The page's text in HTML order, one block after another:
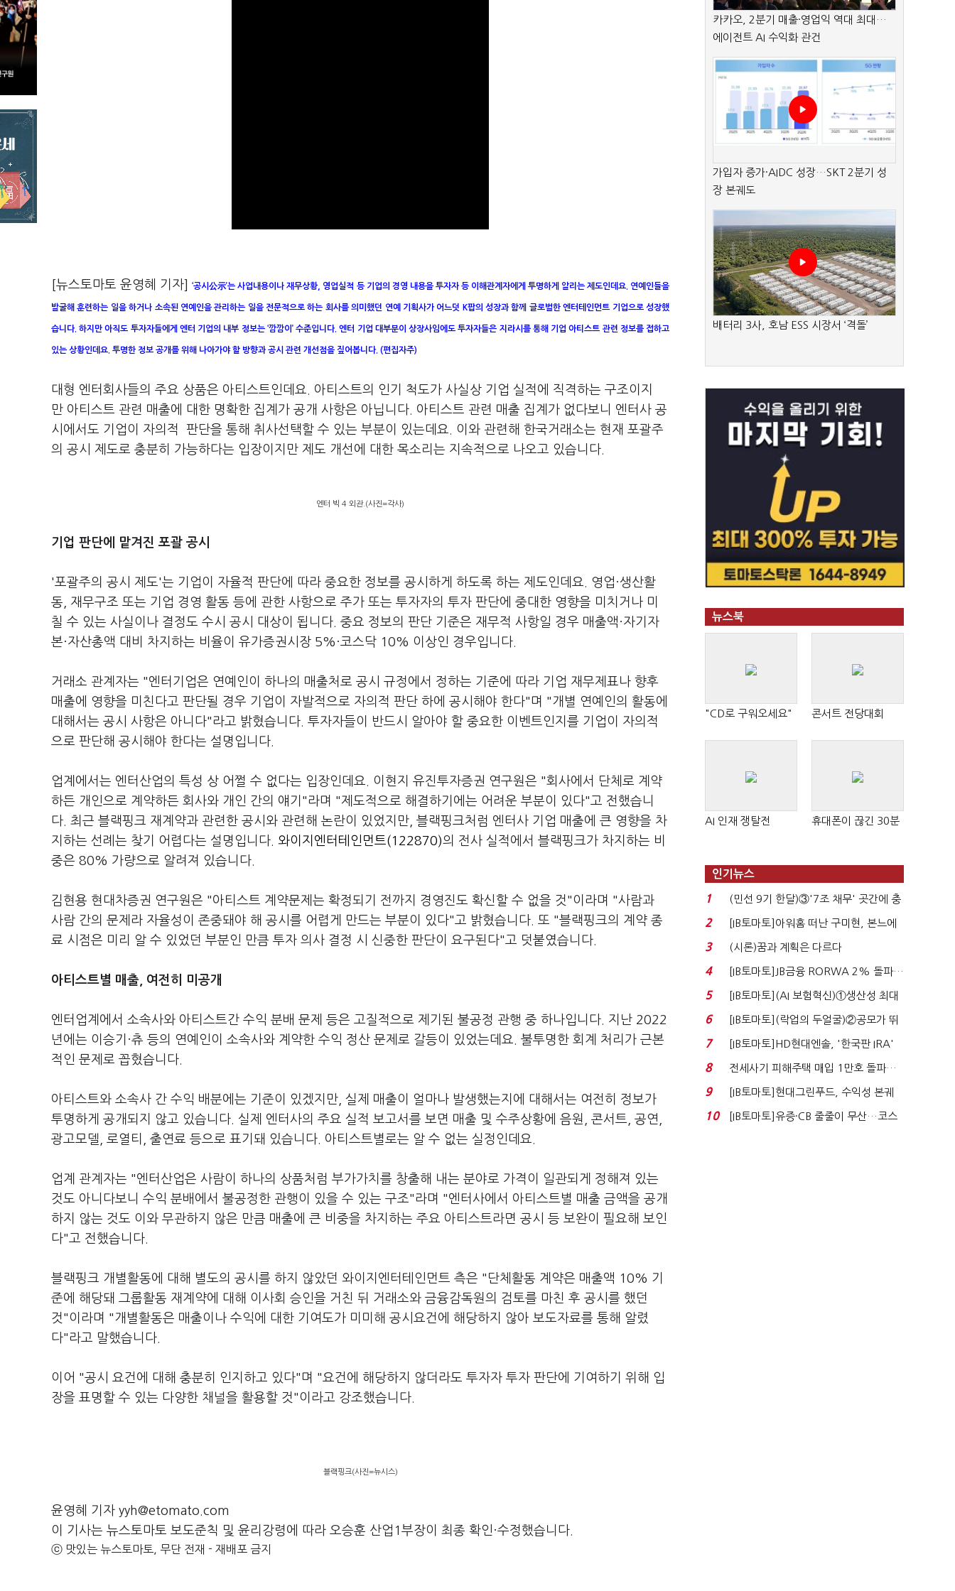
[뉴스토마토 윤영혜 기자]‘공시公示’는 사업내용이나 재무상황, 영업실적 등 기업의 경영 내용을 투자자 등 이해관계자에게 투명하게 알리는 제도인데요. 연예인들을
발굴해 훈련하는 일을 하거나 소속된 연예인을 관리하는 일을 전문적으로 하는 회사를 의미했던 연예 기획사가 어느덧 K팝의 성장과 함께 글로벌한 엔터테인먼트 기업으로 성장했
습니다. 하지만 아직도 투자자들에게 엔터 기업의 내부 정보는 ‘깜깜이’ 수준입니다. 엔터 기업 대부분이 상장사임에도 투자자들은 지라시를 통해 기업 아티스트 관련 정보를 접하고
있는 상황인데요. 투명한 정보 공개를 위해 나아가야 할 방향과 공시 관련 개선점을 짚어봅니다. (편집자주)
대형 엔터회사들의 주요 상품은 아티스트인데요. 아티스트의 인기 척도가 사실상 기업 실적에 직격하는 구조이지
만 아티스트 관련 매출에 대한 명확한 집계가 공개 사항은 아닙니다. 아티스트 관련 매출 집계가 없다보니 엔터사 공
시에서도 기업이 자의적 판단을 통해 취사선택할 수 있는 부분이 있는데요. 이와 관련해 한국거래소는 현재 포괄주
의 공시 제도로 충분히 가능하다는 입장이지만 제도 개선에 대한 목소리는 지속적으로 나오고 있습니다.
엔터 빅 4 외관.(사진=각사)
기업 판단에 맡겨진 포괄 공시
'포괄주의 공시 제도'는 기업이 자율적 판단에 따라 중요한 정보를 공시하게 하도록 하는 제도인데요. 영업·생산활
동, 재무구조 또는 기업 경영 활동 등에 관한 사항으로 주가 또는 투자자의 투자 판단에 중대한 영향을 미치거나 미
칠 수 있는 사실이나 결정도 수시 공시 대상이 됩니다. 중요 정보의 판단 기준은 재무적 사항일 경우 매출액·자기자
본·자산총액 대비 차지하는 비율이 유가증권시장 5%·코스닥 10% 이상인 경우입니다.
거래소 관계자는 "엔터기업은 연예인이 하나의 매출처로 공시 규정에서 정하는 기준에 따라 기업 재무제표나 향후
매출에 영향을 미친다고 판단될 경우 기업이 자발적으로 자의적 판단 하에 공시해야 한다"며 "개별 연예인의 활동에
대해서는 공시 사항은 아니다"라고 밝혔습니다. 투자자들이 반드시 알아야 할 중요한 이벤트인지를 기업이 자의적
으로 판단해 공시해야 한다는 설명입니다.
업계에서는 엔터산업의 특성 상 어쩔 수 없다는 입장인데요. 이현지 유진투자증권 연구원은 "회사에서 단체로 계약
하든 개인으로 계약하든 회사와 개인 간의 얘기"라며 "제도적으로 해결하기에는 어려운 부분이 있다"고 전했습니
다. 최근 블랙핑크 재계약과 관련한 공시와 관련해 논란이 있었지만, 블랙핑크처럼 엔터사 기업 매출에 큰 영향을 차
지하는 선례는 찾기 어렵다는 설명입니다. 와이지엔터테인먼트(122870)의 전사 실적에서 블랙핑크가 차지하는 비
중은 80% 가량으로 알려져 있습니다.
김현용 현대차증권 연구원은 "아티스트 계약문제는 확정되기 전까지 경영진도 확신할 수 없을 것"이라며 "사람과
사람 간의 문제라 자율성이 존중돼야 해 공시를 어렵게 만드는 부분이 있다"고 밝혔습니다. 또 "블랙핑크의 계약 종
료 시점은 미리 알 수 있었던 부분인 만큼 투자 의사 결정 시 신중한 판단이 요구된다"고 덧붙였습니다.
아티스트별 매출, 여전히 미공개
엔터업계에서 소속사와 아티스트간 수익 분배 문제 등은 고질적으로 제기된 불공정 관행 중 하나입니다. 지난 2022
년에는 이승기·츄 등의 연예인이 소속사와 계약한 수익 정산 문제로 갈등이 있었는데요. 불투명한 회계 처리가 근본
적인 문제로 꼽혔습니다.
아티스트와 소속사 간 수익 배분에는 기준이 있겠지만, 실제 매출이 얼마나 발생했는지에 대해서는 여전히 정보가
투명하게 공개되지 않고 있습니다. 실제 엔터사의 주요 실적 보고서를 보면 매출 및 수주상황에 음원, 콘서트, 공연,
광고모델, 로열티, 출연료 등으로 표기돼 있습니다. 아티스트별로는 알 수 없는 실정인데요.
업계 관계자는 "엔터산업은 사람이 하나의 상품처럼 부가가치를 창출해 내는 분야로 가격이 일관되게 정해져 있는
것도 아니다보니 수익 분배에서 불공정한 관행이 있을 수 있는 구조"라며 "엔터사에서 아티스트별 매출 금액을 공개
하지 않는 것도 이와 무관하지 않은 만큼 매출에 큰 비중을 차지하는 주요 아티스트라면 공시 등 보완이 필요해 보인
다"고 전했습니다.
블랙핑크 개별활동에 대해 별도의 공시를 하지 않았던 와이지엔터테인먼트 측은 "단체활동 계약은 매출액 10% 기
준에 해당돼 그룹활동 재계약에 대해 이사회 승인을 거친 뒤 거래소와 금융감독원의 검토를 마친 후 공시를 했던
것"이라며 "개별활동은 매출이나 수익에 대한 기여도가 미미해 공시요건에 해당하지 않아 보도자료를 통해 알렸
다"라고 말했습니다.
이어 "공시 요건에 대해 충분히 인지하고 있다"며 "요건에 해당하지 않더라도 투자자 투자 판단에 기여하기 위해 입
장을 표명할 수 있는 다양한 채널을 활용할 것"이라고 강조했습니다.
블랙핑크(사진=뉴시스)
윤영혜 기자 yyh@etomato.com
이 기사는 뉴스토마토 보도준칙 및 윤리강령에 따라 오승훈 산업1부장이 최종 확인·수정했습니다.
ⓒ 맛있는 뉴스토마토, 무단 전재 - 재배포 금지
카카오, 2분기 매출·영업익 역대 최대…
에이전트 AI 수익화 관건
가입자 증가·AIDC 성장…SKT 2분기 성
장 본궤도
배터리 3사, 호남 ESS 시장서 ‘격돌’
뉴스북
"CD로 구워오세요" 콘서트 전당대회
AI 인재 쟁탈전 휴대폰이 끊긴 30분
인기뉴스
1
(민선 9기 한달)③'7조 채무' 곳간에 충
격…추미애, 20년...
2
[IB토마토]아워홈 떠난 구미현, 본느에
340억 베팅…가...
3 (시론)꿈과 계획은 다르다
4
[IB토마토]JB금융 RORWA 2% 돌파…
실적 견인은 은행 ...
5
[IB토마토](AI 보험혁신)①생산성 최대
80% 개선…현실...
6
[IB토마토](락업의 두얼굴)②공모가 뛰
자 첫날 매도…FI ...
7
[IB토마토]HD현대엔솔, '한국판 IRA'
수혜 부상…세액공...
8
전세사기 피해주택 매입 1만호 돌파…
누적 피해자 4만2...
9
[IB토마토]현대그린푸드, 수익성 본궤
도…실적 개선에 ...
10
[IB토마토]유증·CB 줄줄이 무산…코스